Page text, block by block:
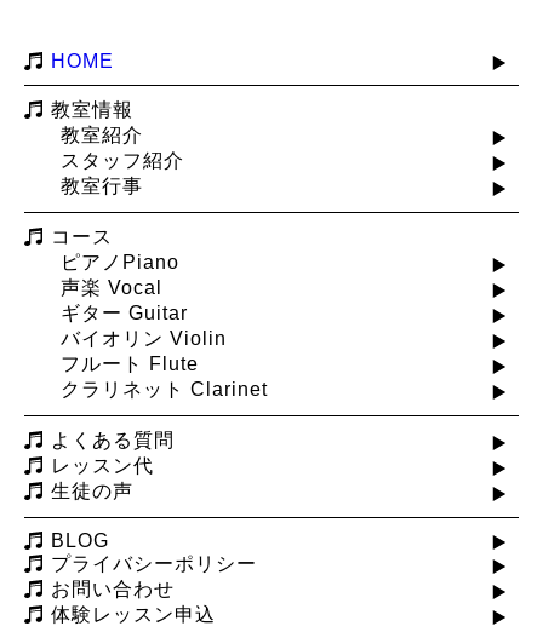
HOME
教室情報
教室紹介
スタッフ紹介
教室行事
コース
ピアノPiano
声楽 Vocal
ギター Guitar
バイオリン Violin
フルート Flute
クラリネット Clarinet
よくある質問
レッスン代
生徒の声
BLOG
プライバシーポリシー
お問い合わせ
体験レッスン申込